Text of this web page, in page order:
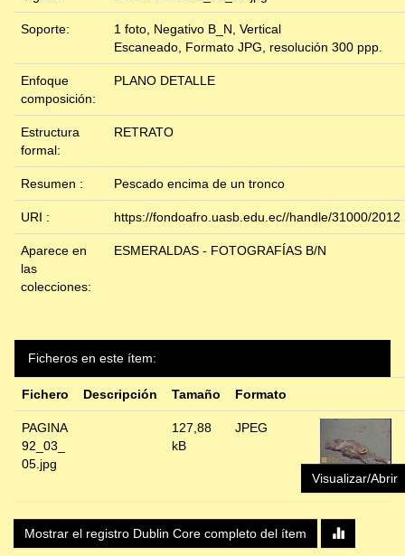
Soporte:
1 foto, Negativo B_N, Vertical
Escaneado, Formato JPG, resolución 300 ppp.
Enfoque
composición:
PLANO DETALLE
Estructura
formal:
RETRATO
Resumen : Pescado encima de un tronco
URI : https://fondoafro.uasb.edu.ec//handle/31000/2012
Aparece en
las
colecciones:
ESMERALDAS - FOTOGRAFÍAS B/N
Ficheros en este ítem:
Fichero Descripción Tamaño Formato
PAGINA
92_03_
05.jpg
127,88
kB
JPEG
Visualizar/Abrir
Mostrar el registro Dublin Core completo del ítem